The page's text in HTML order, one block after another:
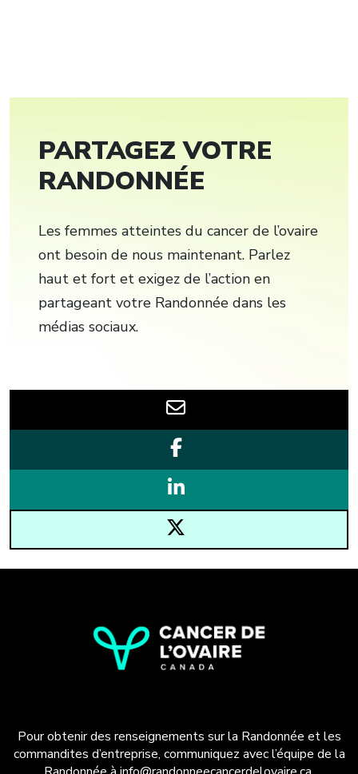
PARTAGEZ VOTRE
RANDONNÉE
Les femmes atteintes du cancer de l’ovaire
ont besoin de nous maintenant. Parlez
haut et fort et exigez de l’action en
partageant votre Randonnée dans les
médias sociaux.
Pour obtenir des renseignements sur la Randonnée et les
commandites d’entreprise, communiquez avec l’équipe de la